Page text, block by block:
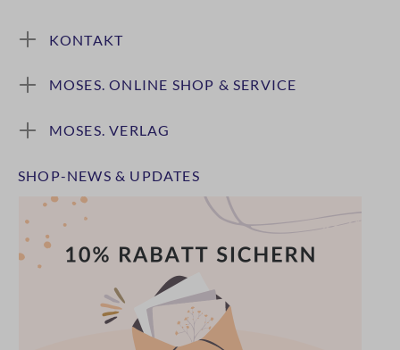
KONTAKT
MOSES. ONLINE SHOP & SERVICE
MOSES. VERLAG
SHOP-NEWS & UPDATES